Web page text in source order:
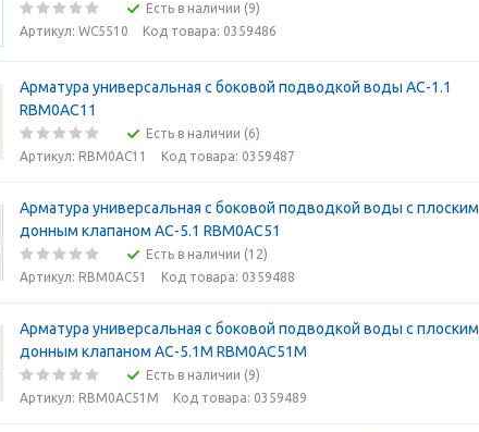
Есть в наличии (9)
Артикул: WC5510
Код товара: 0359486
Арматура универсальная с боковой подводкой воды АС-1.1
RBM0АС11
Есть в наличии (6)
Артикул: RBM0АС11
Код товара: 0359487
Арматура универсальная с боковой подводкой воды с плоским
донным клапаном АС-5.1 RBM0АС51
Есть в наличии (12)
Артикул: RBM0АС51
Код товара: 0359488
Арматура универсальная с боковой подводкой воды с плоским
донным клапаном АС-5.1М RBM0АС51M
Есть в наличии (9)
Артикул: RBM0АС51M
Код товара: 0359489